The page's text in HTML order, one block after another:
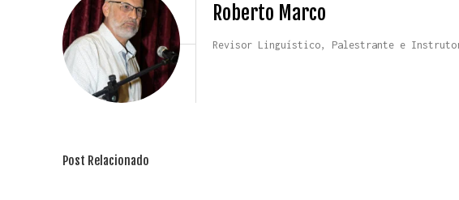
Roberto Marco
Revisor Linguístico, Palestrante e
Post Relacionado